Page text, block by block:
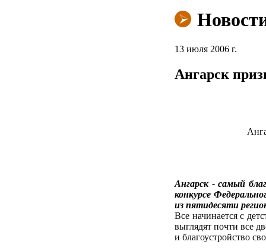
13 июля 2006 г.
Ангарск
Ангарск - самый
конкурсе
из пятидесяти
Все начинается с
выглядят почти все
и благоустройство